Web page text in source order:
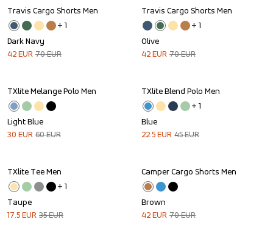
Sale
Travis Cargo Shorts Men
+ 1
Dark Navy
42EUR 70EUR
Sale
Travis Cargo Shorts Men
+ 1
Olive
42EUR 70EUR
Sale
TXlite Melange Polo Men
Light Blue
30 EUR 60EUR
Sale
TXlite Blend Polo Men
+ 1
Blue
22.5EUR 45EUR
Sale
TXlite Tee Men
+ 1
Taupe
17.5EUR 35EUR
Sale
Camper Cargo Shorts Men
Brown
42EUR 70EUR